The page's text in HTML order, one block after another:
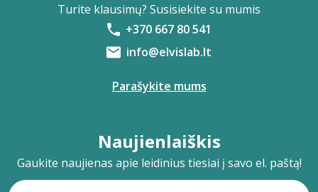
Turite klausimų? Susisiekite su mumis
+370 667 80 541
info@elvislab.lt
Parašykite mums
Naujienlaiškis
Gaukite naujienas apie leidinius tiesiai į savo el. paštą!